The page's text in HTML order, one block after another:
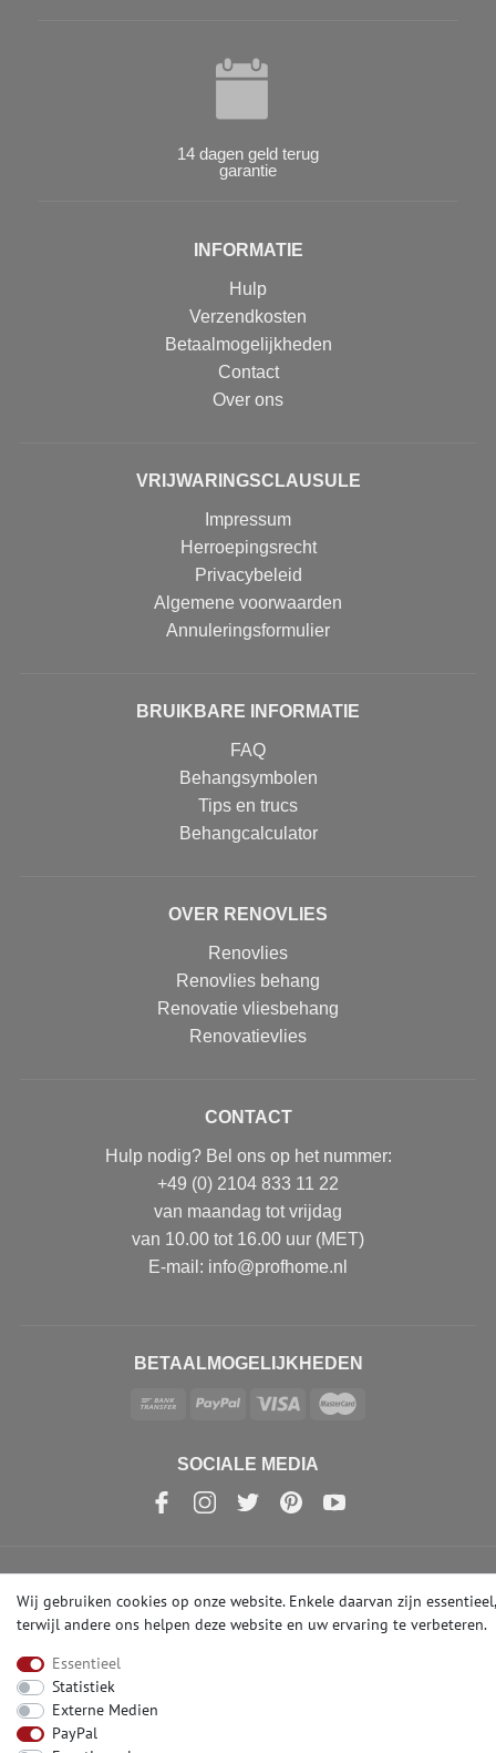
14 dagen geld terug
garantie
INFORMATIE
Hulp
Verzendkosten
Betaalmogelijkheden
Contact
Over ons
VRIJWARINGSCLAUSULE
Impressum
Herroepingsrecht
Privacybeleid
Algemene voorwaarden
Annuleringsformulier
BRUIKBARE INFORMATIE
FAQ
Behangsymbolen
Tips en trucs
Behangcalculator
OVER RENOVLIES
Renovlies
Renovlies behang
Renovatie vliesbehang
Renovatievlies
CONTACT
Hulp nodig? Bel ons op het nummer:
+49 (0) 2104 833 11 22
van maandag tot vrijdag
van 10.00 tot 16.00 uur (MET)
E-mail: info@profhome.nl
BETAALMOGELIJKHEDEN
SOCIALE MEDIA
© Copyright 2026 | e-Delux GmbH
Wij gebruiken cookies op onze website. Enkele daarvan zijn essentieel,
terwijl andere ons helpen deze website en uw ervaring te verbeteren.
Essentieel
Statistiek
Externe Medien
PayPal